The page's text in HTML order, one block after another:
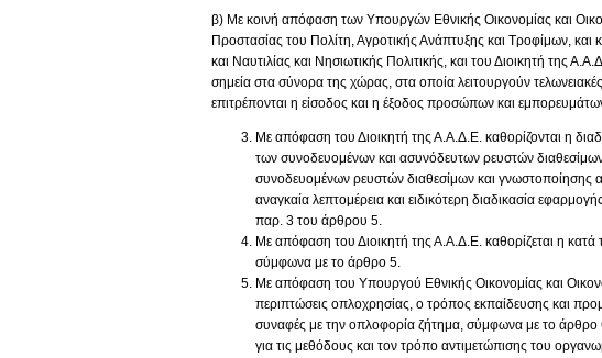
β) Με κοινή απόφαση των Υπουργών Εθνικής Οικονομίας και
Προστασίας του Πολίτη, Αγροτικής Ανάπτυξης και Τροφίμων,
και Ναυτιλίας και Νησιωτικής Πολιτικής, και του Διοικητή της
σημεία στα σύνορα της χώρας, στα οποία λειτουργούν
επιτρέπονται η είσοδος και η έξοδος προσώπων και
Με απόφαση του Διοικητή της Α.Α.Δ.Ε. καθορίζονται η
των συνοδευομένων και ασυνόδευτων ρευστών
συνοδευομένων ρευστών διαθεσίμων και γνωστοποίησης
αναγκαία λεπτομέρεια και ειδικότερη διαδικασία
παρ. 3 του άρθρου 5.
Με απόφαση του Διοικητή της Α.Α.Δ.Ε. καθορίζεται η
σύμφωνα με το άρθρο 5.
Με απόφαση του Υπουργού Εθνικής Οικονομίας και
περιπτώσεις οπλοχρησίας, ο τρόπος εκπαίδευσης και
συναφές με την οπλοφορία ζήτημα, σύμφωνα με το άρθρο
για τις μεθόδους και τον τρόπο αντιμετώπισης του